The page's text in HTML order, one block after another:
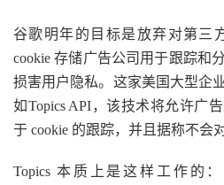
谷歌明年的目标是放弃对第三
cookie 存储广告公司用于跟踪和
损害用户隐私。这家美国大型企
如Topics API，该技术将允许广
于 cookie 的跟踪，并且据称不会
Topics 本质上是这样工作的